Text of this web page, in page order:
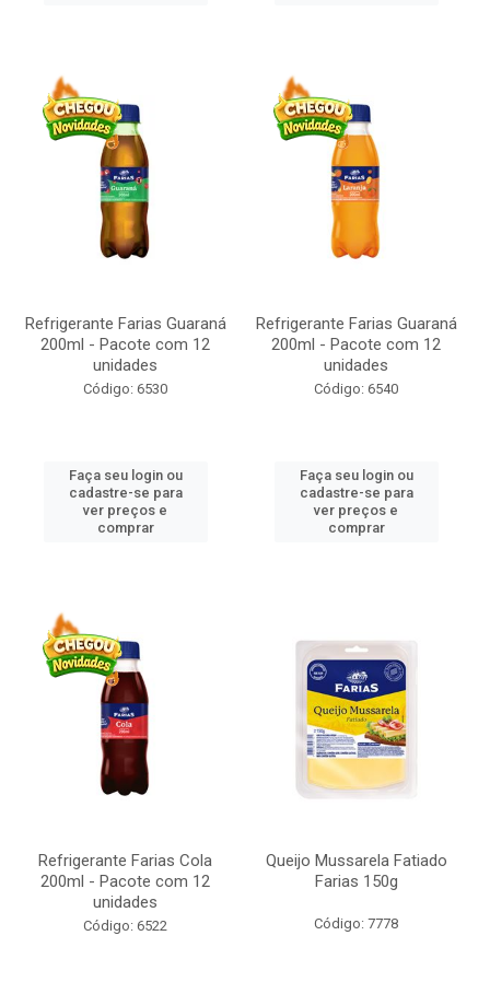
Refrigerante Farias Guaraná
200ml - Pacote com 12
unidades
Código: 6530
Faça seu login ou
cadastre-se para
ver preços e
comprar
Refrigerante Farias Guaraná
200ml - Pacote com 12
unidades
Código: 6540
Faça seu login ou
cadastre-se para
ver preços e
comprar
Refrigerante Farias Cola
200ml - Pacote com 12
unidades
Código: 6522
Queijo Mussarela Fatiado
Farias 150g
Código: 7778